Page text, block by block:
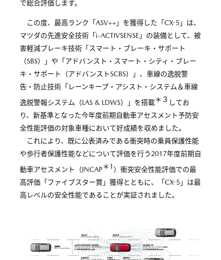
で総合評価します。
この度、最高ランク「ASV++」を獲得した「CX-5」は、
マツダの先進安全技術「i-ACTIVSENSE」の装備として、被
害軽減ブレーキ技術「スマート・ブレーキ・サポート
（SBS）」や「アドバンスト・スマート・シティ・ブレー
キ・サポート（アドバンストSCBS）」、車線の逸脱警
告・防止技術「レーンキープ・アシスト・システム＆車線
逸脱警報システム（LAS & LDWS）」を搭載＊３ してお
り、新基準となった今年度前期自動車アセスメント予防安
全性能評価の対象車種において好成績を収めました。
これにより、既に公表済みである衝突時の乗員保護性能
や歩行者保護性能などについて評価を行う2017年度前期自
動車アセスメント（JNCAP＊1）衝突安全性能評価での最
高評価「ファイブスター賞」獲得とともに、「CX-5」は最
高レベルの安全性能であることが実証されました。